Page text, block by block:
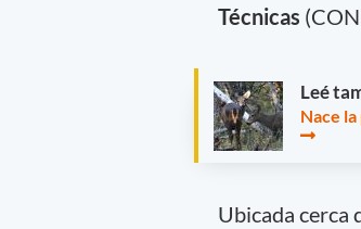
Técnicas
Leé
Nace
Ubicada cerca